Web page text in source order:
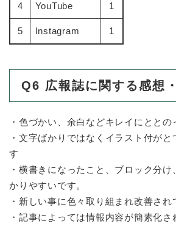
4 YouTube 1
5 Instagram 1
Q6 広報誌に関する感想
・色づかい、余白などキレイにととの
・文字ばかりではなくイラスト付が
す
・横書きになったこと、ブロック分
かりやすいです。
・新しい事に色々取り組まれ改善され
・記事によっては情報内容が簡素化